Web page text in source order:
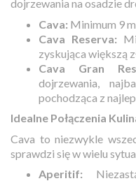
dojrzewania na osadzie
Cava: Minimum 9
Cava Reserva:
zyskująca większą
Cava Gran
dojrzewania,
pochodząca z
Idealne Połączenia
Cava to niezwykle
sprawdzi się w wielu
Aperitif: